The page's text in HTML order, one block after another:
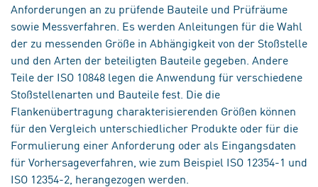
Anforderungen an zu prüfende Bauteile und Prüfräume
sowie Messverfahren. Es werden Anleitungen für die Wahl
der zu messenden Größe in Abhängigkeit von der Stoßstelle
und den Arten der beteiligten Bauteile gegeben. Andere
Teile der ISO 10848 legen die Anwendung für verschiedene
Stoßstellenarten und Bauteile fest. Die die
Flankenübertragung charakterisierenden Größen können
für den Vergleich unterschiedlicher Produkte oder für die
Formulierung einer Anforderung oder als Eingangsdaten
für Vorhersageverfahren, wie zum Beispiel ISO 12354-1 und
ISO 12354-2, herangezogen werden.